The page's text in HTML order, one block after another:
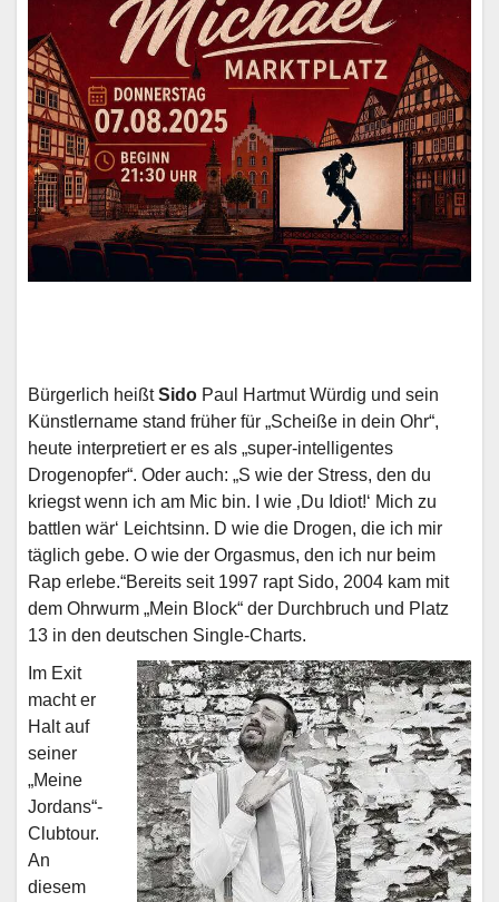
Bürgerlich heißtSido Paul Hartmut Würdig und sein
Künstlername stand früher für „Scheiße in dein Ohr“,
heute interpretiert er es als „super-intelligentes
Drogenopfer“. Oder auch: „S wie der Stress, den du
kriegst wenn ich am Mic bin. I wie ‚Du Idiot!‘ Mich zu
battlen wär‘ Leichtsinn. D wie die Drogen, die ich mir
täglich gebe. O wie der Orgasmus, den ich nur beim
Rap erlebe.“Bereits seit 1997 rapt Sido, 2004 kam mit
dem Ohrwurm „Mein Block“ der Durchbruch und Platz
13 in den deutschen Single-Charts.
Im Exit
macht er
Halt auf
seiner
„Meine
Jordans“-
Clubtour.
An
diesem